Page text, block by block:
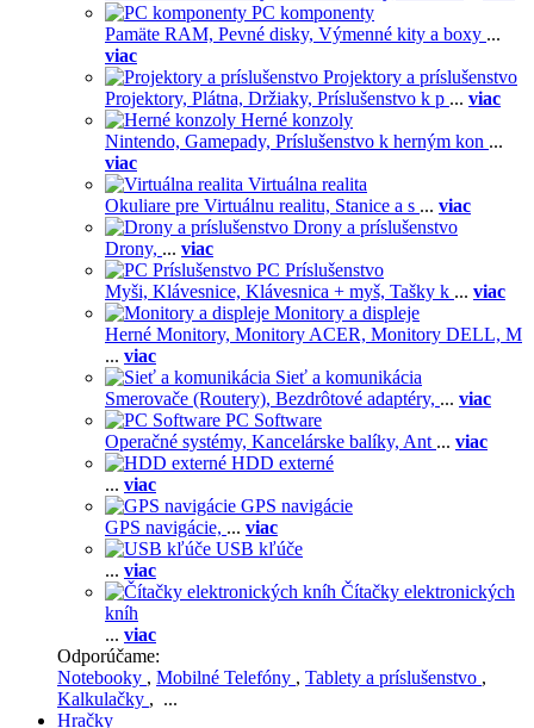
PC komponenty
Pamäte RAM, Pevné disky, Výmenné kity a boxy ...
viac
Projektory a príslušenstvo
Projektory, Plátna, Držiaky, Príslušenstvo k p ... viac
Herné konzoly
Nintendo, Gamepady, Príslušenstvo k herným kon ...
viac
Virtuálna realita
Okuliare pre Virtuálnu realitu, Stanice a s ... viac
Drony a príslušenstvo
Drony, ... viac
PC Príslušenstvo
Myši, Klávesnice, Klávesnica + myš, Tašky k ... viac
Monitory a displeje
Herné Monitory, Monitory ACER, Monitory DELL, M
... viac
Sieť a komunikácia
Smerovače (Routery), Bezdrôtové adaptéry, ... viac
PC Software
Operačné systémy, Kancelárske balíky, Ant ... viac
HDD externé
... viac
GPS navigácie
GPS navigácie, ... viac
USB kľúče
... viac
Čítačky elektronických
kníh
... viac
Odporúčame:
Notebooky , Mobilné Telefóny , Tablety a príslušenstvo ,
Kalkulačky , ...
Hračky